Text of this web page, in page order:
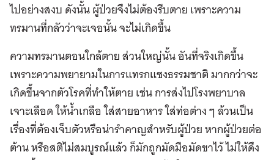
ไปอย่างสงบ ดังนั้น ผู้ป่วยจึงไม่ต้องรีบตาย เพราะความ
ทรมานที่กลัวว่าจะเจอนั้น จะไม่เกิดขึ้น
ความทรมานตอนใกล้ตาย ส่วนใหญ่นั้น อันที่จริงเกิดขึ้น
เพราะความพยายามในการแทรกแซงธรรมชาติ มากกว่าจะ
เกิดขึ้นจากตัวโรคที่ทำให้ตาย เช่น การส่งไปโรงพยาบาล
เจาะเลือด ให้น้ำเกลือ ใส่สายอาหาร ใส่ท่อต่าง ๆ ล้วนเป็น
เรื่องที่ต้องเจ็บตัวหรือน่ารำคาญสำหรับผู้ป่วย หากผู้ป่วยต่อ
ต้าน หรือสติไม่สมบูรณ์แล้ว ก็มักถูกมัดมือมัดขาไว้ ไม่ให้ดึง